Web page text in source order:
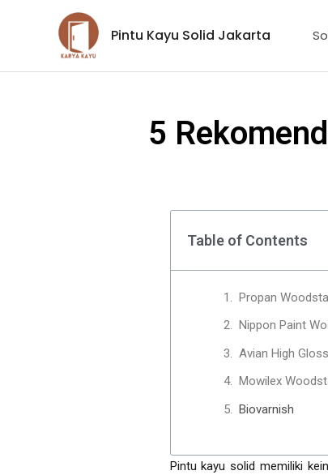
Pintu Kayu Solid Jakarta
5
Table of Contents
Propan
Nippon Paint
Avian High
Mowilex
Biovarnish
Pintu kayu solid memiliki